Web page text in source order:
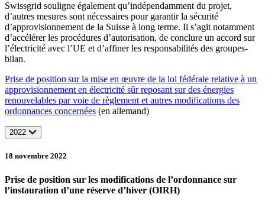
Swissgrid souligne également qu’indépendamment du projet,
d’autres mesures sont nécessaires pour garantir la sécurité
d’approvisionnement de la Suisse à long terme. Il s’agit notamment
d’accélérer les procédures d’autorisation, de conclure un accord sur
l’électricité avec l’UE et d’affiner les responsabilités des groupes-
bilan.
Prise de position sur la mise en œuvre de la loi fédérale relative à un
approvisionnement en électricité sûr reposant sur des énergies
renouvelables par voie de règlement et autres modifications des
ordonnances concernées (en allemand)
2022
18 novembre 2022
Prise de position sur les modifications de l’ordonnance sur
l’instauration d’une réserve d’hiver (OIRH)